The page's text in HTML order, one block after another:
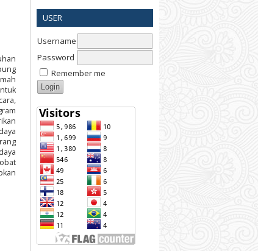
USER
Username
Password
Remember me